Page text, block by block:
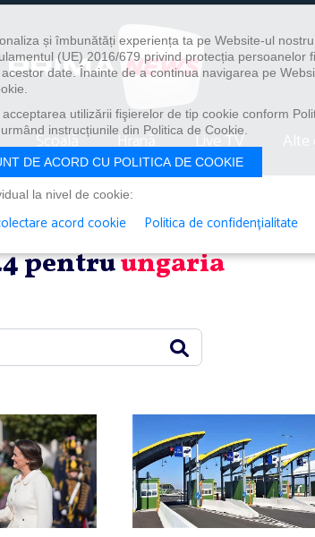
Școală Hrană Live TV
pentruungaria
și îmbunătăți experiența ta pe Website-ul
(UE) 2016/679 privind protecția persoanelor
date. Înainte de a continua navigarea pe
utilizării fişierelor de tip cookie conform
instrucțiunile din Politica de Cookie.
DE ACORD CU POLITICA DE COOKIE
la nivel de cookie:
acord cookie Politica de confidențialitate